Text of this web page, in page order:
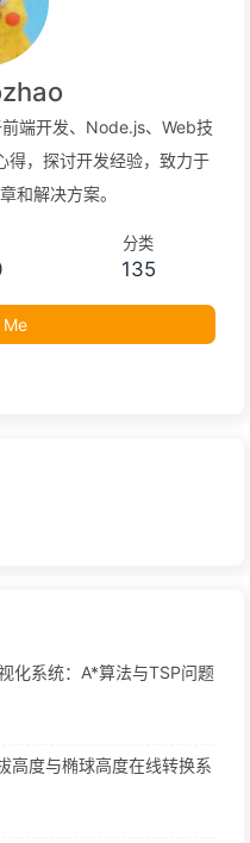
端开发、Node.js、Web技
，探讨开发经验，致力于
和解决方案。
分类
135
Me
化系统：A*算法与TSP问题
高度与椭球高度在线转换系